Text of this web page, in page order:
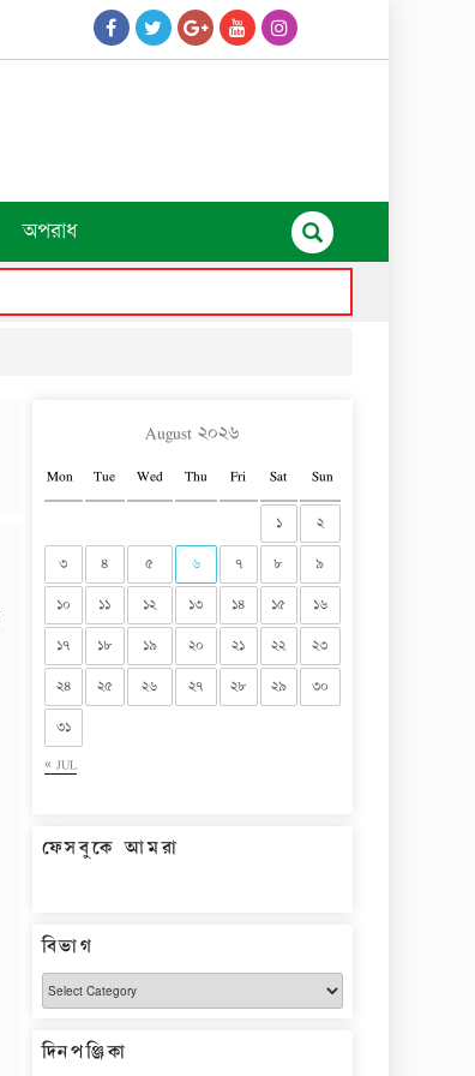
অপরাধ
August ২০২৬
Mon Tue Wed Thu Fri Sat Sun
« JUL
১
২
৩
৪ ৫ ৬ ৭ ৮
৯
১০
১১ ১২ ১৩ ১৪ ১৫
১৬
১৭
১৮ ১৯ ২০ ২১ ২২
২৩
২৪
২৫ ২৬ ২৭ ২৮ ২৯
৩০
৩১
ফেসবুকে আমরা
বিভাগ
বিভাগ
দিনপঞ্জিকা